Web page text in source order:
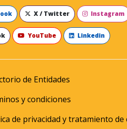
X / Twitter Instagram
YouTube Linkedin
de Entidades
y condiciones
de privacidad y tratamiento